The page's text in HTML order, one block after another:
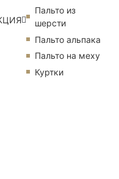
Пальто из
шерсти
Пальто альпака
Пальто на меху
Куртки